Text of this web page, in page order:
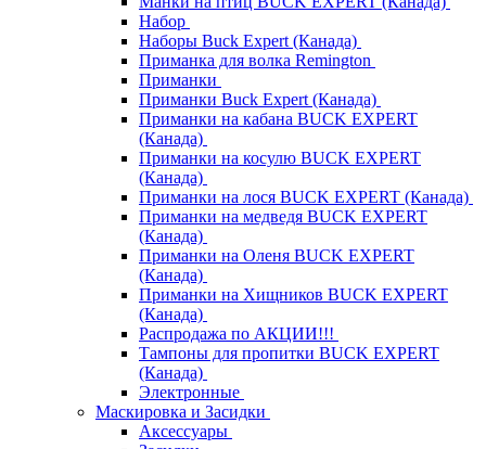
Набор
Наборы Buck Expert (Канада)
Приманка для волка Remington
Приманки
Приманки Buck Expert (Канада)
Приманки на кабана BUCK EXPERT
(Канада)
Приманки на косулю BUCK EXPERT
(Канада)
Приманки на лося BUCK EXPERT (Канада)
Приманки на медведя BUCK EXPERT
(Канада)
Приманки на Оленя BUCK EXPERT
(Канада)
Приманки на Хищников BUCK EXPERT
(Канада)
Распродажа по АКЦИИ!!!
Тампоны для пропитки BUCK EXPERT
(Канада)
Электронные
Маскировка и Засидки
Аксессуары